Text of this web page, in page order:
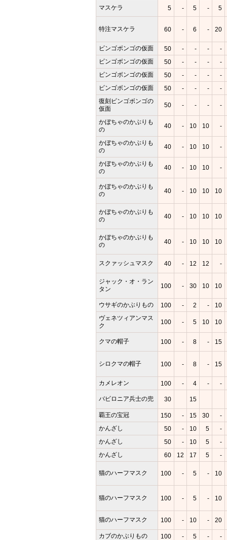
マスケラ 5 - 5 - 5
特注マスケラ 60 - 6 - 20
ビンゴボンゴの仮面 50 - - -
-
ビンゴボンゴの仮面
50 - - -
-
ビンゴボンゴの仮面
50 - - -
-
ビンゴボンゴの仮面
50 - - -
-
復刻ビンゴボンゴの
仮面
50 - - - -
かぼちゃのかぶりも
の
40 - 10 10 -
かぼちゃのかぶりも
の
40 - 10 10 -
かぼちゃのかぶりも
の
40 - 10 10 -
かぼちゃのかぶりも
の
40 - 10 10 10
かぼちゃのかぶりも
の
40 - 10 10 10
かぼちゃのかぶりも
の
40 - 10 10 10
スクァッシュマスク 40 - 12 12 -
ジャック・オ・ラン
タン
100 - 30 10 10
ウサギのかぶりもの 100 - 2 -
10
ヴェネツィアンマス
ク
100 - 5 10 10
クマの帽子 100 - 8 - 15
シロクマの帽子 100 - 8 - 15
カメレオン 100 - 4 - -
バビロニア兵士の兜 30 15
覇王の宝冠 150 - 15 30
-
かんざし
50 - 10 5
-
かんざし
50 - 10 5
-
かんざし
60 12 17 5 -
猫のハーフマスク 100 - 5 - 10
猫のハーフマスク 100 - 5 - 10
猫のハーフマスク 100 - 10 - 20
カブのかぶりもの 100 - 5 - -